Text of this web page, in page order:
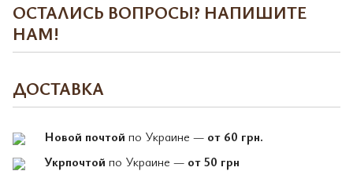
ОСТАЛИСЬ ВОПРОСЫ? НАПИШИТЕ
НАМ!
ДОСТАВКА
Новой почтой по Украине — от 60 грн.
Укрпочтой по Украине — от 50 грн